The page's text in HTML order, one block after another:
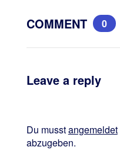
COMMENT 0
Leave a reply
Du musstangemeldet
abzugeben.